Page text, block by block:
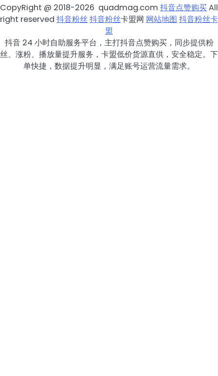
CopyRight @ 2018-2026 quadmag.com 抖音点赞购买All
right reserved 抖音粉丝抖音粉丝卡盟网 网站地图 抖音粉丝卡
盟
抖音 24 小时自助服务平台，主打抖音点赞购买，同步提供粉
丝、涨粉、播放量提升服务，卡盟低价货源直供，安全稳定。下
单快捷，数据提升明显，满足账号运营流量需求。